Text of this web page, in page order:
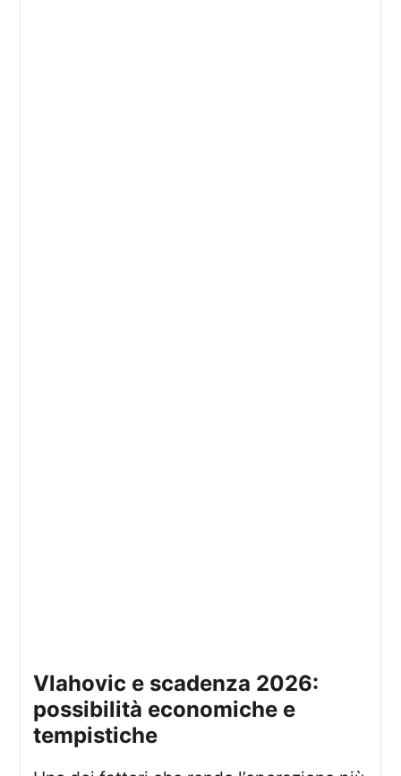
vlahovic e scadenza 2026:
possibilità economiche e
tempistiche